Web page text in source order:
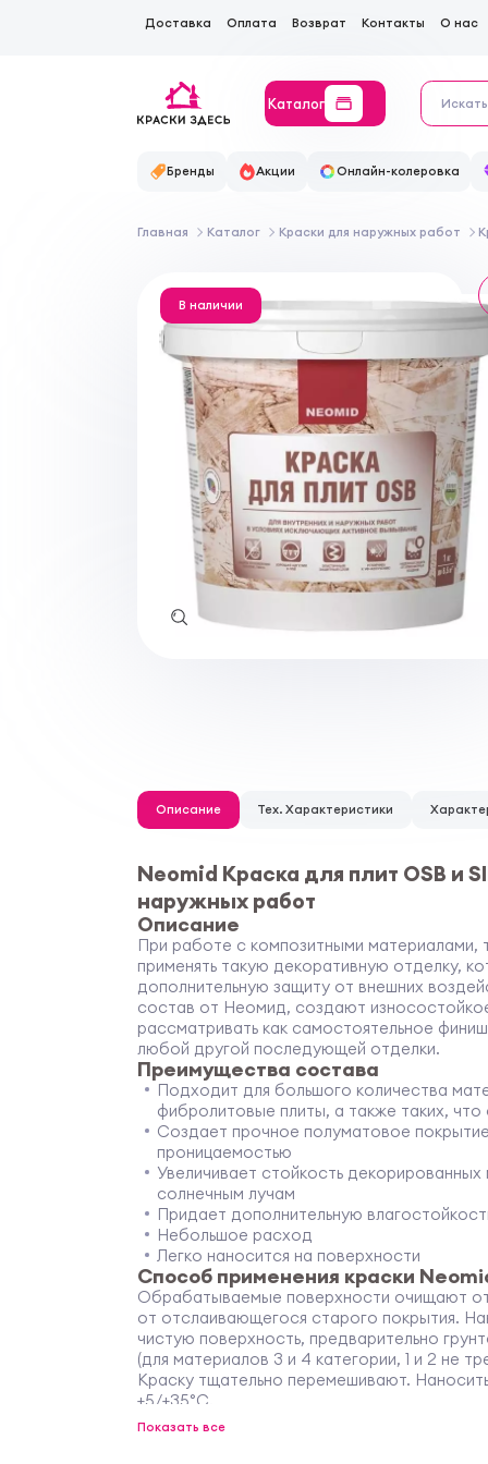
Доставка Оплата Возврат Контакты О нас
Каталог
Бренды Акции Онлайн-колеровка
Главная Каталог Краски для наружных работ
В наличии
Описание Тех. Характеристики
Neomid Краска для плит OSB и
наружных работ
Описание
При работе с композитными материалами,
применять такую декоративную отделку,
дополнительную защиту от внешних
состав от Неомид, создают
рассматривать как самостоятельное
любой другой последующей отделки.
Преимущества состава
Подходит для большого количества
фибролитовые плиты, а также таких,
Создает прочное полуматовое
проницаемостью
Увеличивает стойкость
солнечным лучам
Придает дополнительную
Небольшое расход
Легко наносится на поверхности
Способ применения краски
Обрабатываемые поверхности очищают
от отслаивающегося старого покрытия.
чистую поверхность, предварительно
(для материалов 3 и 4 категории, 1 и 2 не
Краску тщательно перемешивают.
+5/+35°С.
Расход: на один слой – 150-200 г/м
Показать все